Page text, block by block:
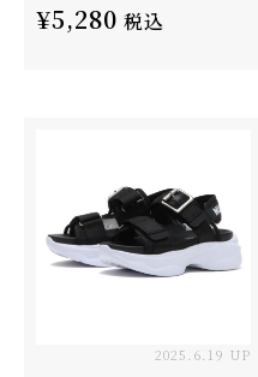
¥5,280 税込
2025.6.19 UP